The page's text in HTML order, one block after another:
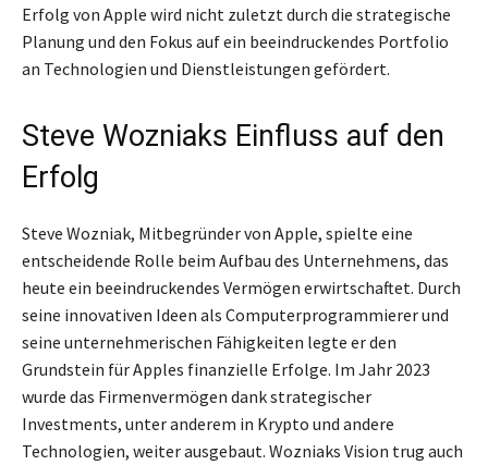
Erfolg von Apple wird nicht zuletzt durch die strategische
Planung und den Fokus auf ein beeindruckendes Portfolio
an Technologien und Dienstleistungen gefördert.
Steve Wozniaks Einfluss auf den
Erfolg
Steve Wozniak, Mitbegründer von Apple, spielte eine
entscheidende Rolle beim Aufbau des Unternehmens, das
heute ein beeindruckendes Vermögen erwirtschaftet. Durch
seine innovativen Ideen als Computerprogrammierer und
seine unternehmerischen Fähigkeiten legte er den
Grundstein für Apples finanzielle Erfolge. Im Jahr 2023
wurde das Firmenvermögen dank strategischer
Investments, unter anderem in Krypto und andere
Technologien, weiter ausgebaut. Wozniaks Vision trug auch